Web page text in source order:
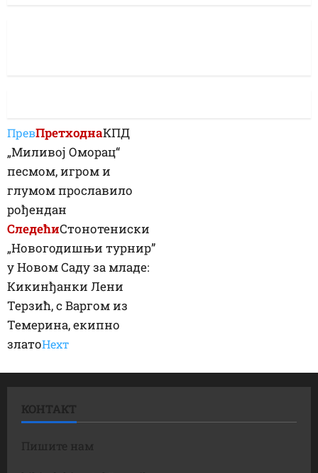
ПревПретходнаКПД
„Миливој Оморац“
песмом, игром и
глумом прославило
рођендан
СледећиСтонотениски
„Новогодишњи турнир”
у Новом Саду за младе:
Кикинђанки Лени
Терзић, с Варгом из
Темерина, екипно
златоНеxт
КОНТАКТ
Пишите нам